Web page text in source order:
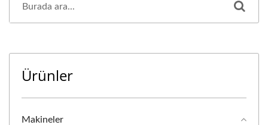
Ürünler
Makineler